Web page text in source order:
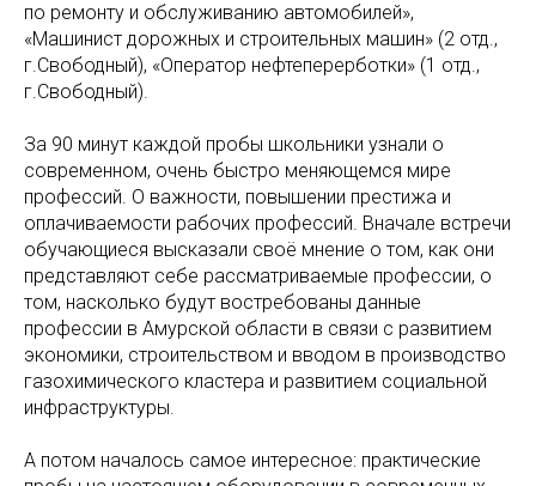
по ремонту и обслуживанию автомобилей»,
«Машинист дорожных и строительных машин» (2 отд.,
г.Свободный), «Оператор нефтеперерботки» (1 отд.,
г.Свободный).
За 90 минут каждой пробы школьники узнали о
современном, очень быстро меняющемся мире
профессий. О важности, повышении престижа и
оплачиваемости рабочих профессий. Вначале встречи
обучающиеся высказали своё мнение о том, как они
представляют себе рассматриваемые профессии, о
том, насколько будут востребованы данные
профессии в Амурской области в связи с развитием
экономики, строительством и вводом в производство
газохимического кластера и развитием социальной
инфраструктуры.
А потом началось самое интересное: практические